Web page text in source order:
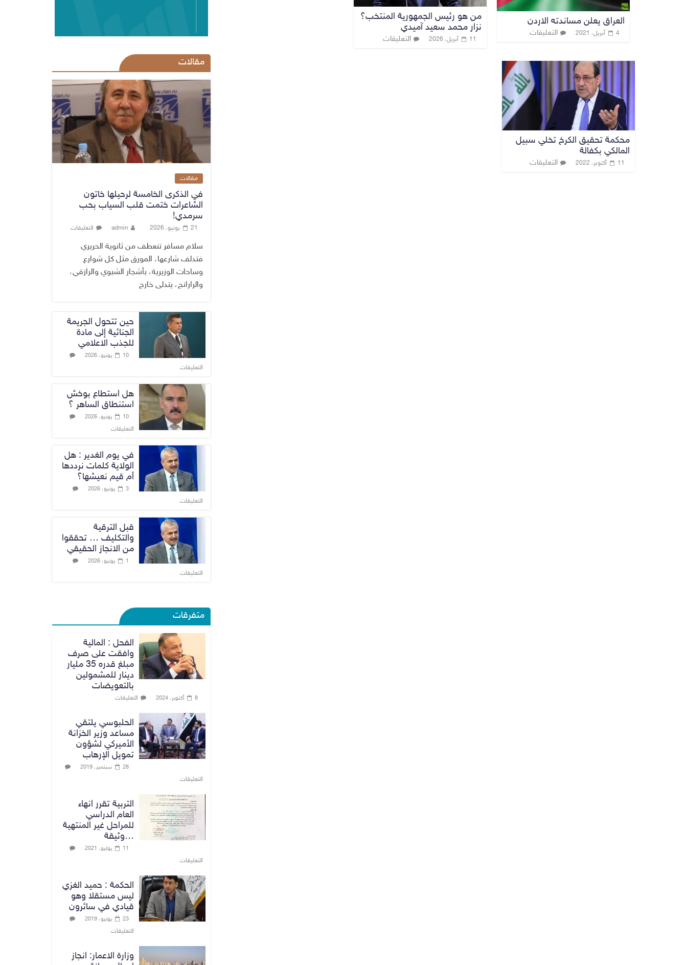
العراق يعلن مساندته الاردن
4 أبريل، 2021 التعليقات
من هو رئيس الجمهورية المنتخب؟
نزار محمد سعيد آميدي
11 أبريل، 2026 التعليقات
محكمة تحقيق الكرخ تخلي سبيل
المالكي بكفالة
11 أكتوبر، 2022 التعليقات
مقالات
مقالات
في الذكرى الخامسة لرحيلها خاتون
الشاعرات ختمت قلب السياب بحب
سرمدي!
21 يونيو، 2026 admin التعليقات
سلام مسافر تنعطف من ثانوية الحريري
فتدلف شارعها، المورق مثل كل شوارع
وساحات الوزيرية، بأشجار الشبوي والرازقي،
والرارانج، يتدلى خارج
حين تتحول الجريمة
الجنائية إلى مادة
للجذب الاعلامي
10 يونيو، 2026
التعليقات
هل استطاع بوخش
استنطاق الساهر ؟
10 يونيو، 2026
التعليقات
في يوم الغدير : هل
الولاية كلمات نرددها
أم قيم نعيشها؟
3 يونيو، 2026
التعليقات
قبل الترقية
والتكليف … تحققوا
من الانجاز الحقيقي
1 يونيو، 2026
التعليقات
متفرقات
الفحل : المالية
وافقت على صرف
مبلغ قدره 35 مليار
دينار للمشمولين
بالتعويضات
8 أكتوبر، 2024 التعليقات
الحلبوسي يلتقي
مساعد وزير الخزانة
الأميركي لشؤون
تمويل الإرهاب
28 سبتمبر، 2019
التعليقات
التربية تقرر انهاء
العام الدراسي
للمراحل غير المنتهية
…وثيقة
11 يوليو، 2021
التعليقات
الحكمة : حميد الغزي
ليس مستقلا وهو
قيادي في سائرون
23 يونيو، 2019
التعليقات
وزارة الاعمار: انجاز